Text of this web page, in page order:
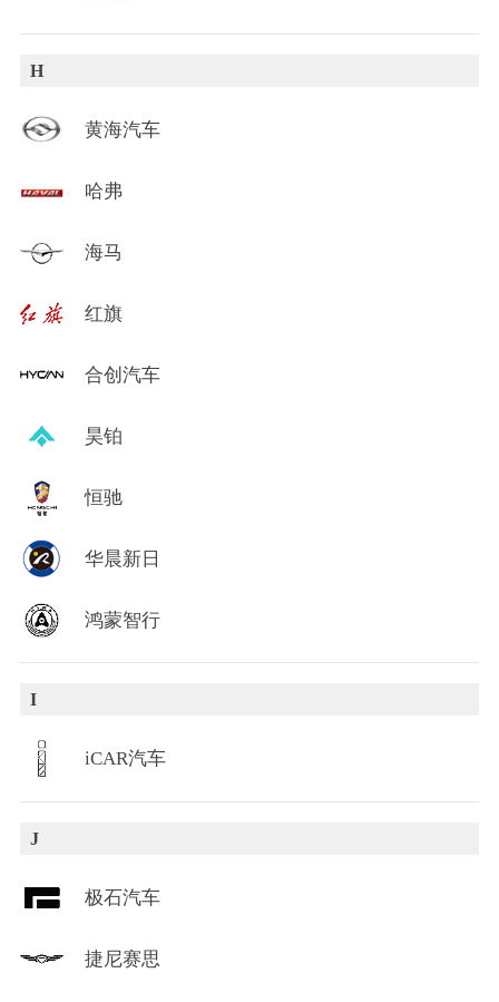
H
黄海汽车
哈弗
海马
红旗
合创汽车
昊铂
恒驰
华晨新日
鸿蒙智行
I
iCAR汽车
J
极石汽车
捷尼赛思